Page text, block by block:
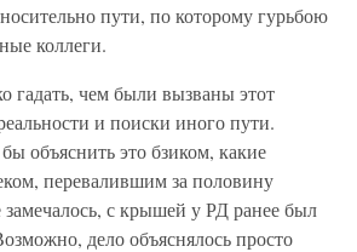
пути, по которому гурьбою
коллеги.
гадать, чем были вызваны этот
и поиски иного пути.
объяснить это бзиком, какие
перевалившим за половину
с крышей у РД ранее был
дело объяснялось просто